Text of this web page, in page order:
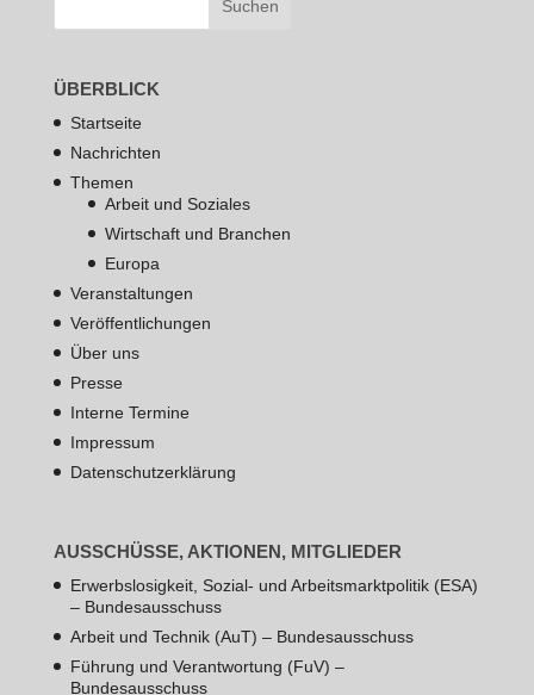
ÜBERBLICK
Startseite
Nachrichten
Themen
Arbeit und Soziales
Wirtschaft und Branchen
Europa
Veranstaltungen
Veröffentlichungen
Über uns
Presse
Interne Termine
Impressum
Datenschutzerklärung
AUSSCHÜSSE, AKTIONEN, MITGLIEDER
Erwerbslosigkeit, Sozial- und Arbeitsmarktpolitik (ESA)
– Bundesausschuss
Arbeit und Technik (AuT) – Bundesausschuss
Führung und Verantwortung (FuV) –
Bundesausschuss